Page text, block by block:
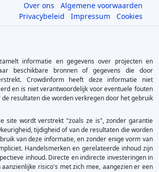
Over ons
Algemene voorwaarden
Privacybeleid
Impressum Cookies
informatie en gegevens over projecten en
beschikbare bronnen of gegevens die door
Crowdinform heeft deze informatie niet
en is niet verantwoordelijk voor eventuele fouten
resultaten die worden verkregen door het gebruik
site wordt verstrekt "zoals ze is", zonder garantie
tijdigheid of van de resultaten die worden
van deze informatie, en zonder enige vorm van
Handelsmerken en gerelateerde inhoud zijn
inhoud. Directe en indirecte investeringen in
risico's met zich mee, aangezien er een